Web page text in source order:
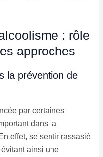
: rôle
approches
la prévention de
par certaines
dans la
effet, se sentir rassasié
ainsi une